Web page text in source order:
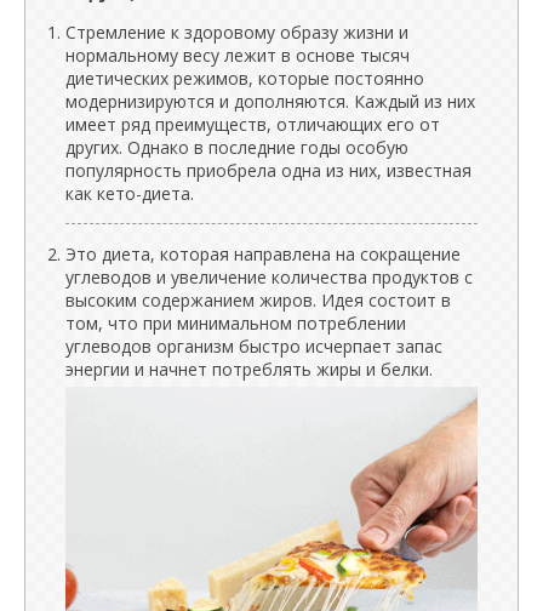
Стремление к здоровому образу жизни и
нормальному весу лежит в основе тысяч
диетических режимов, которые постоянно
модернизируются и дополняются. Каждый из них
имеет ряд преимуществ, отличающих его от
других. Однако в последние годы особую
популярность приобрела одна из них, известная
как кето-диета.
Это диета, которая направлена ​​на сокращение
углеводов и увеличение количества продуктов с
высоким содержанием жиров. Идея состоит в
том, что при минимальном потреблении
углеводов организм быстро исчерпает запас
энергии и начнет потреблять жиры и белки.